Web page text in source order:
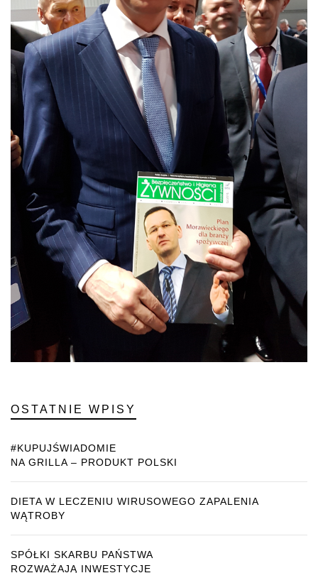
OSTATNIE WPISY
#KUPUJŚWIADOMIE
NA GRILLA – PRODUKT POLSKI
DIETA W LECZENIU WIRUSOWEGO ZAPALENIA
WĄTROBY
SPÓŁKI SKARBU PAŃSTWA
ROZWAŻAJĄ INWESTYCJE